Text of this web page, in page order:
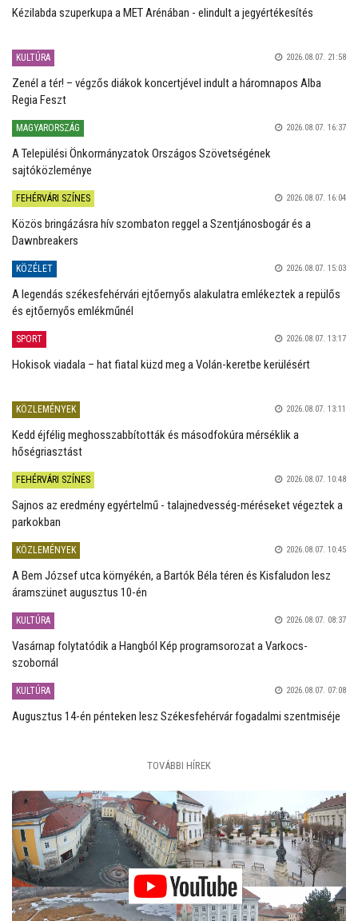
Kézilabda szuperkupa a MET Arénában - elindult a jegyértékesítés
KULTÚRA 2026.08.07. 21:58
Zenél a tér! – végzős diákok koncertjével indult a háromnapos Alba
Regia Feszt
MAGYARORSZÁG 2026.08.07. 16:37
A Települési Önkormányzatok Országos Szövetségének
sajtóközleménye
FEHÉRVÁRI SZÍNES 2026.08.07. 16:04
Közös bringázásra hív szombaton reggel a Szentjánosbogár és a
Dawnbreakers
KÖZÉLET 2026.08.07. 15:03
A legendás székesfehérvári ejtőernyős alakulatra emlékeztek a repülős
és ejtőernyős emlékműnél
SPORT 2026.08.07. 13:17
Hokisok viadala – hat fiatal küzd meg a Volán-keretbe kerülésért
KÖZLEMÉNYEK 2026.08.07. 13:11
Kedd éjfélig meghosszabbították és másodfokúra mérséklik a
hőségriasztást
FEHÉRVÁRI SZÍNES 2026.08.07. 10:48
Sajnos az eredmény egyértelmű - talajnedvesség-méréseket végeztek a
parkokban
KÖZLEMÉNYEK 2026.08.07. 10:45
A Bem József utca környékén, a Bartók Béla téren és Kisfaludon lesz
áramszünet augusztus 10-én
KULTÚRA 2026.08.07. 08:37
Vasárnap folytatódik a Hangból Kép programsorozat a Varkocs-
szobornál
KULTÚRA 2026.08.07. 07:08
Augusztus 14-én pénteken lesz Székesfehérvár fogadalmi szentmiséje
TOVÁBBI HÍREK